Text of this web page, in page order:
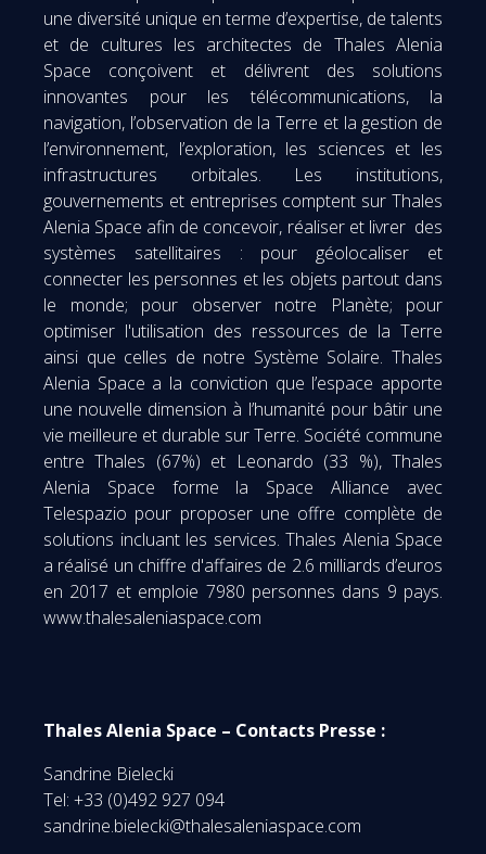
une diversité unique en terme d’expertise, de talents
et de cultures les architectes de Thales Alenia
Space conçoivent et délivrent des solutions
innovantes pour les télécommunications, la
navigation, l’observation de la Terre et la gestion de
l’environnement, l’exploration, les sciences et les
infrastructures orbitales. Les institutions,
gouvernements et entreprises comptent sur Thales
Alenia Space afin de concevoir, réaliser et livrer des
systèmes satellitaires : pour géolocaliser et
connecter les personnes et les objets partout dans
le monde; pour observer notre Planète; pour
optimiser l'utilisation des ressources de la Terre
ainsi que celles de notre Système Solaire. Thales
Alenia Space a la conviction que l’espace apporte
une nouvelle dimension à l’humanité pour bâtir une
vie meilleure et durable sur Terre. Société commune
entre Thales (67%) et Leonardo (33 %), Thales
Alenia Space forme la Space Alliance avec
Telespazio pour proposer une offre complète de
solutions incluant les services. Thales Alenia Space
a réalisé un chiffre d'affaires de 2.6 milliards d’euros
en 2017 et emploie 7980 personnes dans 9 pays.
www.thalesaleniaspace.com
Thales Alenia Space – Contacts Presse :
Sandrine Bielecki
Tel: +33 (0)492 927 094
sandrine.bielecki@thalesaleniaspace.com